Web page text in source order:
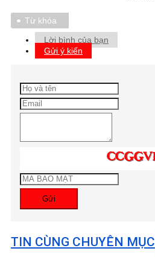
Từ khóa
Lời bình của bạn
Gửi ý kiến
Gửi
TIN CÙNG CHUYÊN MỤC